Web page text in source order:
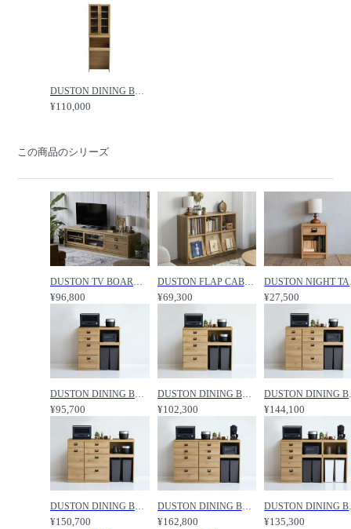
DUSTON DINING BOARD / ダストン ダイニングボード 幅60cm（ガラス戸 + オープン） / CRASH GATE / クラッシュゲート
¥110,000
この商品のシリーズ
DUSTON TV BOARD / ダストン テレビボード 幅180cm / CRASH GATE / クラッシュゲート
¥96,800
DUSTON FLAP CABINET / ダストン キャビネット フラップ扉 / CRASH GATE / クラッシュゲート
¥69,300 ¥27,500
DUSTON DINING BOARD COUNTER / ダストン ダイニングボード カウンター 幅100cm / CRASH GATE / クラッシュゲート
¥95,700
DUSTON DINING BOARD COUNTER / ダストン ダイニングボード カウンター 幅120cm / CRASH GATE / クラッシュゲート
¥102,300
DUSTON
¥144,100
DUSTON DINING BOARD COUNTER / ダストン ダイニングボード カウンター 幅160cm / CRASH GATE / クラッシュゲート
¥150,700
DUSTON DINING BOARD COUNTER / ダストン ダイニングボード カウンター 幅160cm 引出し / CRASH GATE / クラッシュゲート
¥162,800
DUSTON
¥135,300